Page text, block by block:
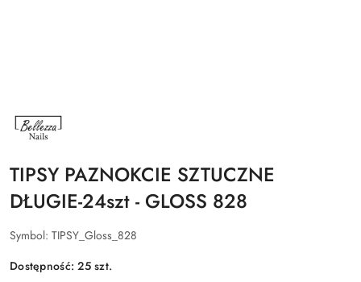
NAZWA
PRODUCENTA:
BELLEZZA
TIPSY PAZNOKCIE SZTUCZNE
DŁUGIE-24szt - GLOSS 828
Symbol: TIPSY_Gloss_828
Dostępność:25szt.